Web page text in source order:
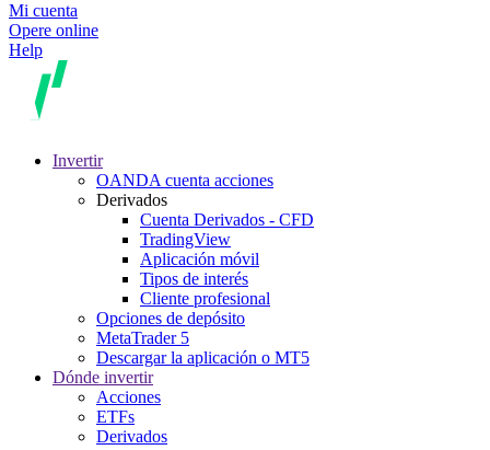
Mi cuenta
Opere online
Help
Invertir
OANDA cuenta acciones
Derivados
Cuenta Derivados - CFD
TradingView
Aplicación móvil
Tipos de interés
Cliente profesional
Opciones de depósito
MetaTrader 5
Descargar la aplicación o MT5
Dónde invertir
Acciones
ETFs
Derivados